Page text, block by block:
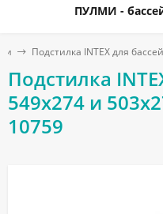
ПУЛМИ -
Подстилка INTEX для
Подстилка
549x274 и
10759